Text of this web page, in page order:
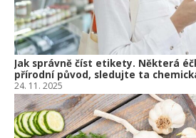
Jak správně číst etikety. Některá
přírodní původ, sledujte ta
24. 11. 2025